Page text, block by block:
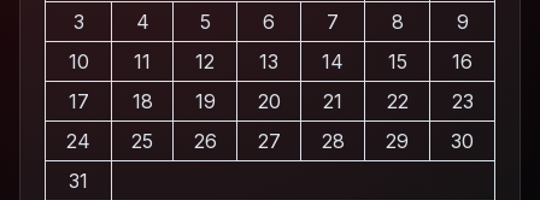
3
4 5 6 7 8
9
10
11 12 13 14 15
16
17
18 19 20 21 22
23
24
25 26 27 28 29
30
31